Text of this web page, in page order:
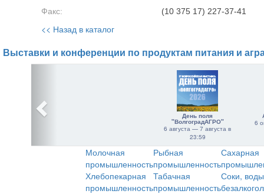
Факс: (10 375 17) 227-37-41
<< Назад в каталог
Выставки и конференции по продуктам питания и
День поля
"ВолгоградАГРО"
6 августа — 7 августа в
23:59
6
Молочная
промышленность
Рыбная
промышленность
Сахарная
Хлебопекарная
промышленность
Табачная
промышленность
Соки,